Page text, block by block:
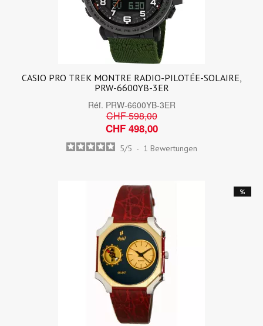
CASIO PRO TREK MONTRE RADIO-PILOTÉE-SOLAIRE,
PRW-6600YB-3ER
Réf. PRW-6600YB-3ER
CHF 598,00
CHF 498,00
5/5 - 1 Bewertungen
%